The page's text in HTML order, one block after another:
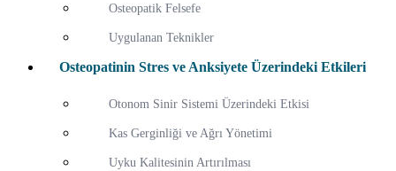
Osteopatik Felsefe
Uygulanan Teknikler
Osteopatinin Stres ve Anksiyete Üzerindeki Etkileri
Otonom Sinir Sistemi Üzerindeki Etkisi
Kas Gerginliği ve Ağrı Yönetimi
Uyku Kalitesinin Artırılması